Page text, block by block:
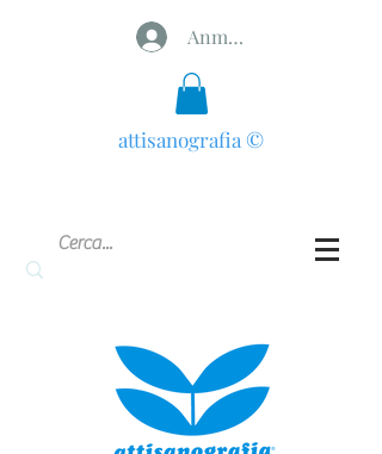
Anmelden
attisanografia ©